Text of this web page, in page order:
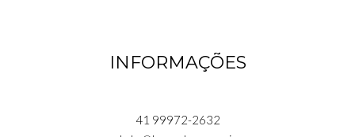
INFORMAÇÕES
41 99972-2632